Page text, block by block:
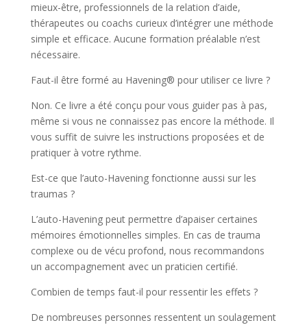
mieux-être, professionnels de la relation d’aide,
thérapeutes ou coachs curieux d’intégrer une méthode
simple et efficace. Aucune formation préalable n’est
nécessaire.
Faut-il être formé au Havening® pour utiliser ce livre ?
Non. Ce livre a été conçu pour vous guider pas à pas,
même si vous ne connaissez pas encore la méthode. Il
vous suffit de suivre les instructions proposées et de
pratiquer à votre rythme.
Est-ce que l’auto-Havening fonctionne aussi sur les
traumas ?
L’auto-Havening peut permettre d’apaiser certaines
mémoires émotionnelles simples. En cas de trauma
complexe ou de vécu profond, nous recommandons
un accompagnement avec un praticien certifié.
Combien de temps faut-il pour ressentir les effets ?
De nombreuses personnes ressentent un soulagement